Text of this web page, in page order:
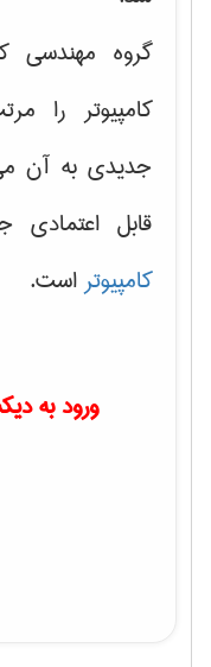
گروه مهندسی
کامپیوتر را
جدیدی به آن
قابل اعتمادی
کامپیوتراست.
ورود به